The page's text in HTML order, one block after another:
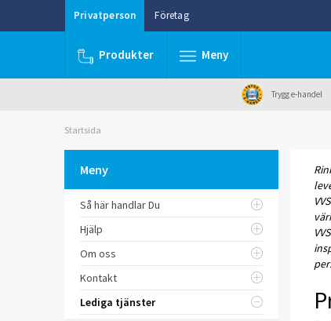
Privatperson Företag
Produkter Meny
Trygg e-handel
Startsida
Meny
Så här handlar Du
Hjälp
Om oss
Kontakt
Lediga tjänster